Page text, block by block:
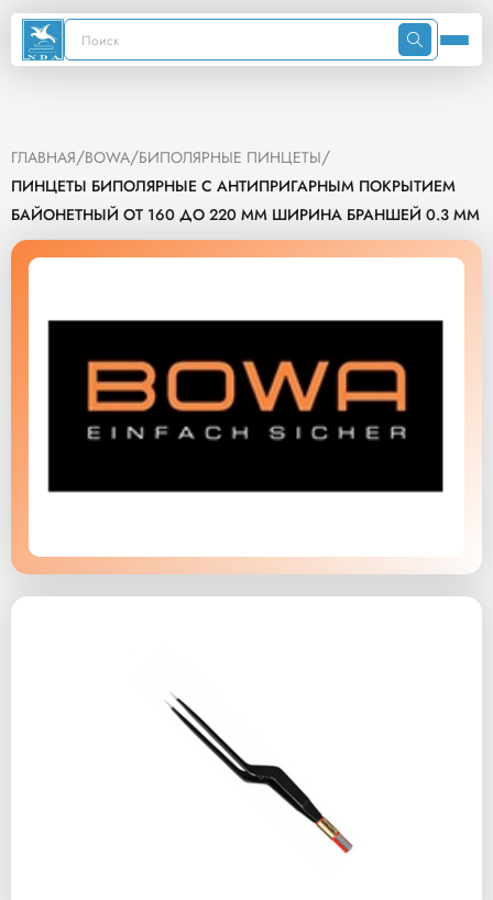
ГЛАВНАЯ/BOWA/БИПОЛЯРНЫЕ ПИНЦЕТЫ/
ПИНЦЕТЫ БИПОЛЯРНЫЕ С АНТИПРИГАРНЫМ ПОКРЫТИЕМ
БАЙОНЕТНЫЙ ОТ 160 ДО 220 ММ ШИРИНА БРАНШЕЙ 0.3 ММ